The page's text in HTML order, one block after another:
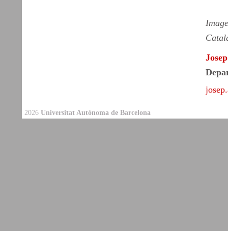
2026 Universitat Autònoma de Barcelona